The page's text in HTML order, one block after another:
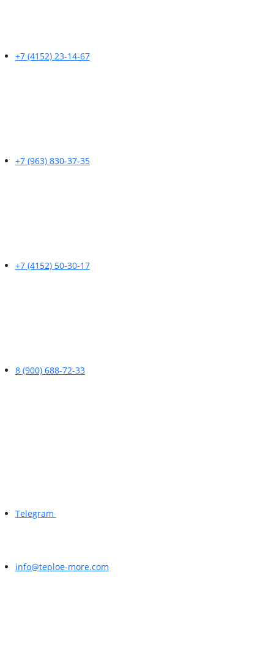
+7 (4152) 23-14-67
+7 (963) 830-37-35
+7 (4152) 50-30-17
8 (900) 688-72-33
Telegram
info@teploe-more.com